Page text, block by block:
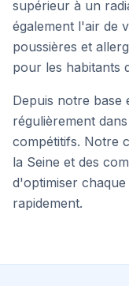
supérieur à un
également l'air de
poussières et
pour les habitants
Depuis notre base
régulièrement
compétitifs. Notre
la Seine et des
d'optimiser
rapidement.